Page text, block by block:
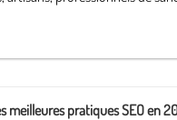
meilleures pratiques SEO en